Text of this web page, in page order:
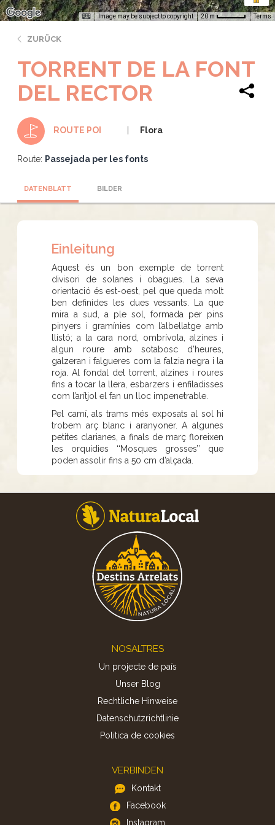
Image may be subject to copyright 20 m Terms
ZURÜCK
TORRENT DE LA FONT
DEL RECTOR
ROUTE POI Flora
Route: Passejada per les fonts
DATENBLATT BILDER
Einleitung
Aquest és un bon exemple de torrent
divisori de solanes i obagues. La seva
orientació és est-oest, pel que queda molt
ben definides les dues vessants. La que
mira a sud, a ple sol, formada per pins
pinyers i gramínies com l’albellatge amb
llistó; a la cara nord, ombrívola, alzines i
algun roure amb sotabosc d’heures,
galzeran i falgueres com la falzia negra i la
roja. Al fondal del torrent, alzines i roures
fins a tocar la llera, esbarzers i enfiladisses
com l’arítjol el fan un lloc impenetrable.
Pel camí, als trams més exposats al sol hi
trobem arç blanc i aranyoner. A algunes
petites clarianes, a finals de març floreixen
les orquídies ‘‘Mosques grosses’’ que
poden assolir fins a 50 cm d’alçada.
NOSALTRES
Un projecte de país
Unser Blog
Rechtliche Hinweise
Datenschutzrichtlinie
Politica de cookies
VERBINDEN
Kontakt
Facebook
Instagram